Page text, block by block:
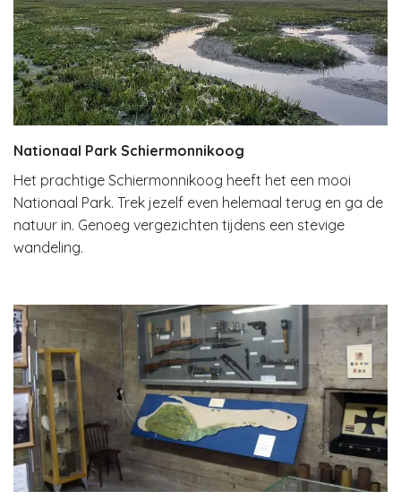
Nationaal Park Schiermonnikoog
Het prachtige Schiermonnikoog heeft het een mooi
Nationaal Park. Trek jezelf even helemaal terug en ga de
natuur in. Genoeg vergezichten tijdens een stevige
wandeling.